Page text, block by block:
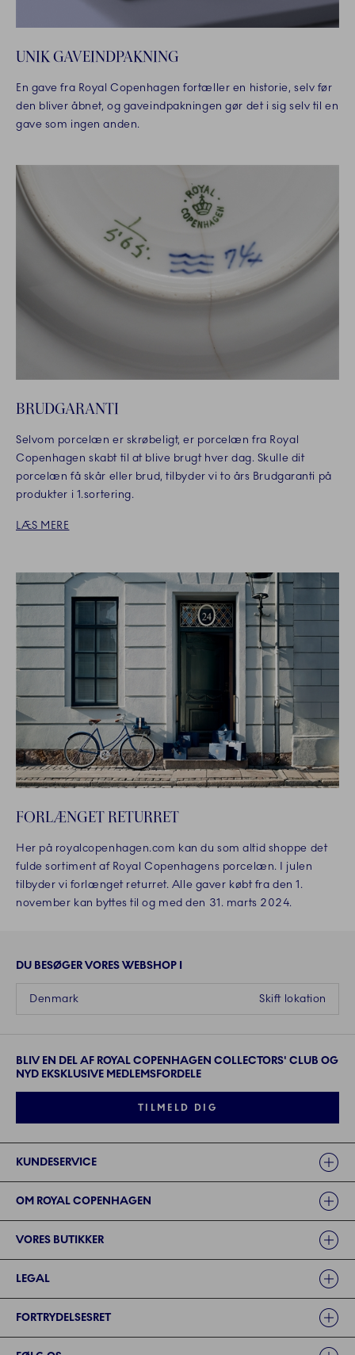
UNIK GAVEINDPAKNING
En gave fra Royal Copenhagen fortæller en historie, selv før
den bliver åbnet, og gaveindpakningen gør det i sig selv til en
gave som ingen anden.
BRUDGARANTI
Selvom porcelæn er skrøbeligt, er porcelæn fra Royal
Copenhagen skabt til at blive brugt hver dag. Skulle dit
porcelæn få skår eller brud, tilbyder vi to års Brudgaranti på
produkter i 1.sortering.
LÆS MERE
FORLÆNGET RETURRET
Her på royalcopenhagen.com kan du som altid shoppe det
fulde sortiment af Royal Copenhagens porcelæn. I julen
tilbyder vi forlænget returret. Alle gaver købt fra den 1.
november kan byttes til og med den 31. marts 2024.
DU BESØGER VORES WEBSHOP I
Skift lokation
Denmark
BLIV EN DEL AF ROYAL COPENHAGEN COLLECTORS' CLUB OG
NYD EKSKLUSIVE MEDLEMSFORDELE
TILMELD DIG
KUNDESERVICE
OM ROYAL COPENHAGEN
VORES BUTIKKER
LEGAL
FORTRYDELSESRET